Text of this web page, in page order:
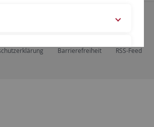
Tübingen, Tübingen
Barrierefreiheit RSS-Feed